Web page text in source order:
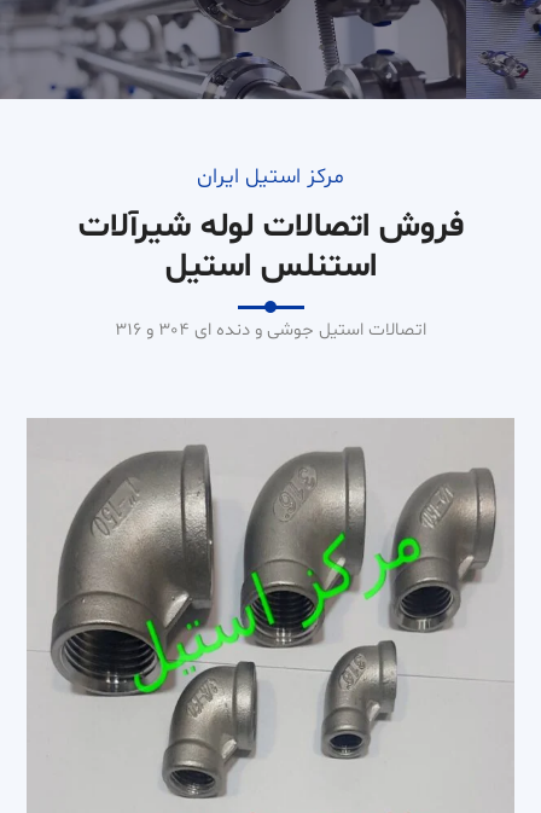
مرکز استیل ایران
فروش اتصالات لوله شیرآلات
استنلس استیل
اتصالات استیل جوشی و دنده ای 304 و 316